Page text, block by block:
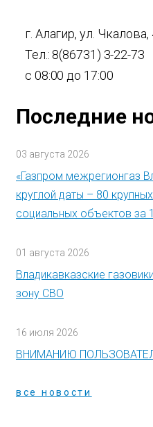
г. Алагир, ул. Чкалова,
Тел.: 8(86731) 3-22-73
с 08:00 до 17:00
Последние
03 августа 2026
«Газпром межрегионгаз
круглой даты – 80
социальных объектов за
01 августа 2026
Владикавказские
зону СВО
16 июля 2026
ВНИМАНИЮ
все новости